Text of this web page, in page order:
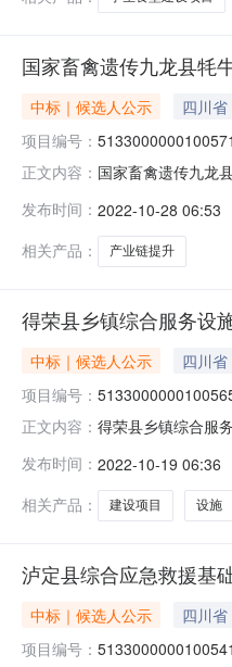
国家畜禽遗传九龙县牦
中标｜候选人公示
四川
项目编号：
正文内容： 国家畜禽遗传九龙
标结果公示项目及
九龙县农
发布时间： 2022-10-28 06:53
相关产品：
产业链提升
得荣县乡镇综合服务设
中标｜候选人公示 四川
项目编号：
正文内容： 得荣县乡镇综合服
公司招标代理机构
发布时间： 2022-10-19 06:36
相关产品：
建设项目 设施
泸定县综合应急救援基
中标｜候选人公示
四川
项目编号：